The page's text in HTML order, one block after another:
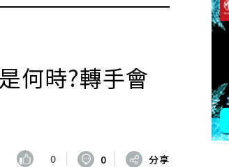
何時?轉手會
0 0 分享